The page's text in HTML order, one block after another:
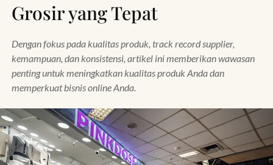
Grosir yang Tepat
Dengan fokus pada kualitas produk, track record supplier,
kemampuan, dan konsistensi, artikel ini memberikan wawasan
penting untuk meningkatkan kualitas produk Anda dan
memperkuat bisnis online Anda.